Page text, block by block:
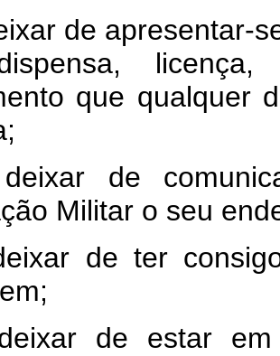
de apresentar-
que qualquer
de
Militar o seu
de ter
de estar